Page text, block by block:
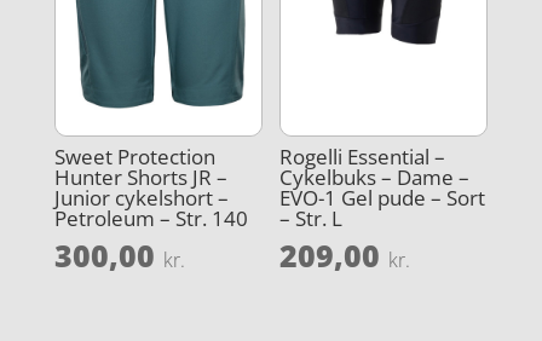
Sweet Protection
Hunter Shorts JR –
Junior cykelshort –
Petroleum – Str. 140
300,00 kr.
Rogelli Essential –
Cykelbuks – Dame –
EVO-1 Gel pude – Sort
– Str. L
209,00 kr.